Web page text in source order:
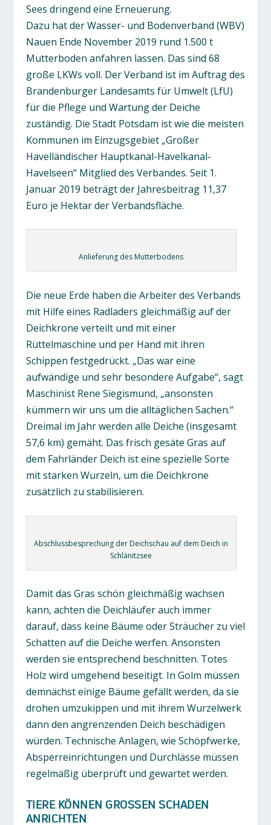
Sees dringend eine Erneuerung.
Dazu hat der Wasser- und Bodenverband (WBV)
Nauen Ende November 2019 rund 1.500 t
Mutterboden anfahren lassen. Das sind 68
große LKWs voll. Der Verband ist im Auftrag des
Brandenburger Landesamts für Umwelt (LfU)
für die Pflege und Wartung der Deiche
zuständig. Die Stadt Potsdam ist wie die meisten
Kommunen im Einzugsgebiet „Großer
Havelländischer Hauptkanal-Havelkanal-
Havelseen“ Mitglied des Verbandes. Seit 1.
Januar 2019 beträgt der Jahresbeitrag 11,37
Euro je Hektar der Verbandsfläche.
Anlieferung des Mutterbodens
Die neue Erde haben die Arbeiter des Verbands
mit Hilfe eines Radladers gleichmäßig auf der
Deichkrone verteilt und mit einer
Rüttelmaschine und per Hand mit ihren
Schippen festgedrückt. „Das war eine
aufwändige und sehr besondere Aufgabe“, sagt
Maschinist Rene Siegismund, „ansonsten
kümmern wir uns um die alltäglichen Sachen.“
Dreimal im Jahr werden alle Deiche (insgesamt
57,6 km) gemäht. Das frisch gesäte Gras auf
dem Fahrländer Deich ist eine spezielle Sorte
mit starken Wurzeln, um die Deichkrone
zusätzlich zu stabilisieren.
Abschlussbesprechung der Deichschau auf dem Deich in
Schlänitzsee
Damit das Gras schön gleichmäßig wachsen
kann, achten die Deichläufer auch immer
darauf, dass keine Bäume oder Sträucher zu viel
Schatten auf die Deiche werfen. Ansonsten
werden sie entsprechend beschnitten. Totes
Holz wird umgehend beseitigt. In Golm müssen
demnächst einige Bäume gefällt werden, da sie
drohen umzukippen und mit ihrem Wurzelwerk
dann den angrenzenden Deich beschädigen
würden. Technische Anlagen, wie Schöpfwerke,
Absperreinrichtungen und Durchlässe müssen
regelmäßig überprüft und gewartet werden.
TIERE KÖNNEN GROSSEN SCHADEN A
NRICHTEN